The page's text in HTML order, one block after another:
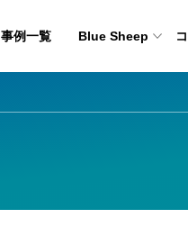
事例一覧 Blue Sheep